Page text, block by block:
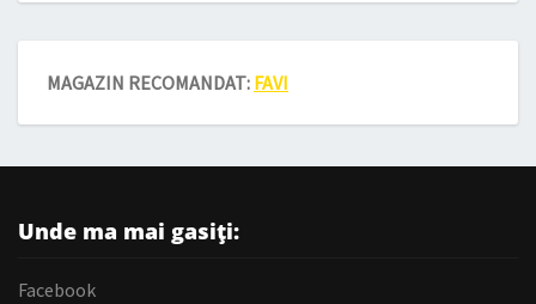
MAGAZIN RECOMANDAT: FAVI
Unde ma mai gasiți:
Facebook